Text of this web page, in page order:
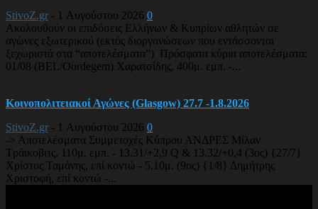
StivoZ.gr - 1 Αυγούστου 2026 0
Ακολουθούν οι επιδόσεις Ελλήνων & Κυπρίων αθλητών σε
αγώνες εξωτερικού (εκτός διοργανώσεων που εντάσσονται
ξεχωριστά στα “αποτελέσματα”) Πρόσφατα κύρια αποτελέσματα:
01/08 (BEL/Oordegem) Χαρατσίδης, 400μ. εμπ. -...
Κοινοπολιτειακοί Αγώνες (Glasgow) 27.7 -1.8.2026
StivoZ.gr - 1 Αυγούστου 2026 0
-> Αποτελέσματα Συμμετοχές Κύπρου ΑΝΔΡΕΣ Μίλαν
Τράικοβιτς, 110μ. εμπ. - 13.31/+2,9 Q & 13.32/+0,4 (3ος) {27/7}
Χρίστος Ταμάνης, επί κοντώ - 5,10μ. (9ος) {1/8} Δημήτρης
Χριστοφή, επί κοντώ -...